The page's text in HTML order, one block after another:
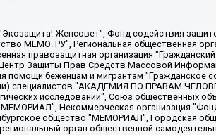
ORIENT", Красноярская региональная общественная организация "Мы против СПИДа", Камалягин Денис Николаевич, Маркелов Сергей Евгеньевич, Пономарев Лев Александрович, Савицкая Людмила Алексеевна, Автономная некоммерческая организация "Центр по работе с проблемой насилия "НАСИЛИЮ.НЕТ", Межрегиональный профессиональный союз работников здравоохранения "Альянс врачей", Юридическое лицо, зарегистрированное в Латвийской Республике, SIA "Medusa Project" (регистрационный номер 40103797863, дата регистрации 10.06.2014), Некоммерческая организация "Фонд по борьбе с коррупцией", Автономная некоммерческая организация "Институт права и публичной политики", Баданин Роман Сергеевич, Гликин Максим Александрович, Железнова Мария Михайловна, Лукьянова Юлия Сергеевна, Маетная Елизавета Витальевна, Маняхин Петр Борисович, Чуракова Ольга Владимировна, Ярош Юлия Петровна, Юридическое лицо "The Insider SIA", зарегистрированное в Риге, Латвийская Республика (дата регистрации 26.06.2015), являющееся администратором доменного имени интернет-издания "The Insider SIA", https://theins.ru, Постернак Алексей Евгеньевич, Рубин Михаил Аркадьевич, Анин Роман Александрович, Юридическое лицо Istories fonds, зарегистрированное в Латвийской Республике (регистрационный номер 50008295751, дата регистрации 24.02.2020), Великовский Дмитрий Александрович, Долинина Ирина Николаевна, Мароховская Алеся Алексеевна, Шлейнов Роман Юрьевич, Шмагун Олеся Валентиновна, Общество с ограниченной ответственностью "Альтаир 2021", Общество с ограниченной ответственностью "Вега 2021", Общество с ограниченной ответственностью "Главный редактор 2021", Общество с ограниченной ответственностью "Ромашки монолит", Важенков Артем Валерьевич, Ивановская областная общественная организация "Центр гендерных исследований", Гурман Юрий Альбертович, Медиапроект "ОВД-Инфо", Егоров Владимир Владимирович, Жилинский Владимир Александрович, Общество с ограниченной ответственностью "ЗП", Иванова София Юрьевна, Карезина Инна Павловна, Кильтау Екатерина Викторовна, Петров Алексей Викторович, Пискунов Сергей Евгеньевич, Смирнов Сергей Сергеевич, Тихонов Михаил Сергеевич, Общество с ограниченной ответственностью "ЖУРНАЛИСТ-ИНОСТРАННЫЙ АГЕНТ", Арапова Галина Юрьевна, Вольтская Татьяна Анатольевна, Американская компания "Mason G.E.S. Anonymous Foundation"